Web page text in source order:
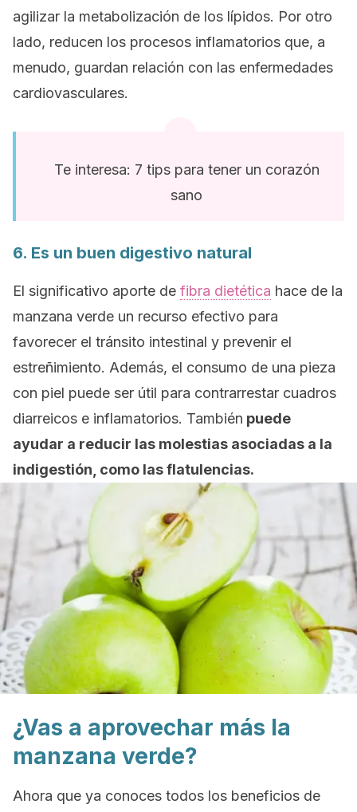
agilizar la metabolización de los lípidos. Por otro
lado, reducen los procesos inflamatorios que, a
menudo, guardan relación con las enfermedades
cardiovasculares.
Te interesa: 7 tips para tener un corazón
sano
6. Es un buen digestivo natural
El significativo aporte de fibra dietética hace de la
manzana verde un recurso efectivo para
favorecer el tránsito intestinal y prevenir el
estreñimiento. Además, el consumo de una pieza
con piel puede ser útil para contrarrestar cuadros
diarreicos e inflamatorios. También puede
ayudar a reducir las molestias asociadas a la
indigestión, como las flatulencias.
¿Vas a aprovechar más la
manzana verde?
Ahora que ya conoces todos los beneficios de